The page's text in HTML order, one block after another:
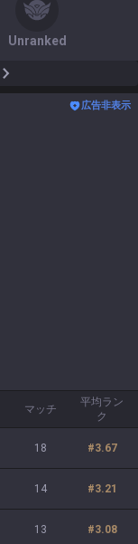
Unranked
広告非表示
マッチ
平均ラン
ク
18 #3.67
14 #3.21
13 #3.08